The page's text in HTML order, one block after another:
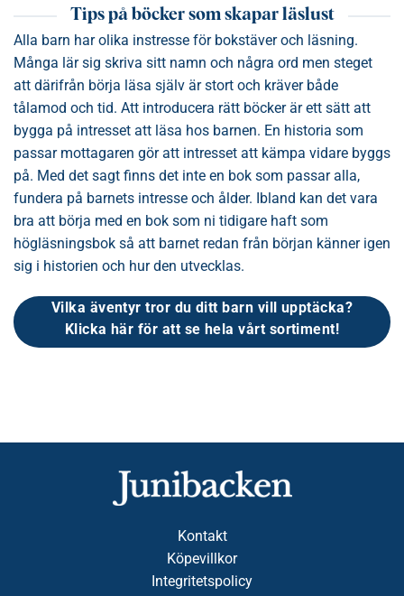
Tips på böcker som skapar läslust
Alla barn har olika instresse för bokstäver och läsning.
Många lär sig skriva sitt namn och några ord men steget
att därifrån börja läsa själv är stort och kräver både
tålamod och tid. Att introducera rätt böcker är ett sätt att
bygga på intresset att läsa hos barnen. En historia som
passar mottagaren gör att intresset att kämpa vidare byggs
på. Med det sagt finns det inte en bok som passar alla,
fundera på barnets intresse och ålder. Ibland kan det vara
bra att börja med en bok som ni tidigare haft som
högläsningsbok så att barnet redan från början känner igen
sig i historien och hur den utvecklas.
Vilka äventyr tror du ditt barn vill upptäcka?
Klicka här för att se hela vårt sortiment!
Kontakt
Köpevillkor
Integritetspolicy